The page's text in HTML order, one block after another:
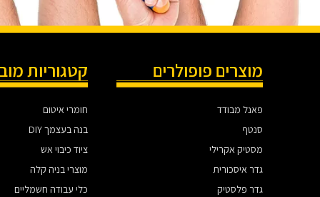
מוצרים פופולרים
פאנל מבודד
סנטף
מסטיק אקרילי
גדר איסכורית
גדר פלסטיק
קטגוריות
חומרי איטום
בנה בעצמך DIY
ציוד כיבוי אש
מוצרי בניה קלה
כלי עבודה חשמליים